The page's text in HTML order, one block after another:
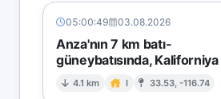
05:00:49 03.08.2026
Anza'nın 7 km batı-
güneybatısında, Kaliforniya
4.1 km I 33.53, -116.74